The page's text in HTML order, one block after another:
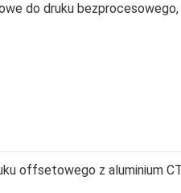
do druku bezprocesowego,
offsetowego z aluminium